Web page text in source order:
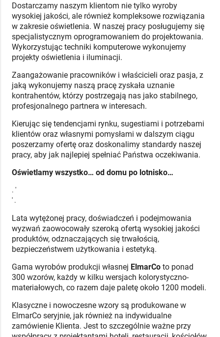
Dostarczamy naszym klientom nie tylko wyroby
wysokiej jakości, ale również kompleksowe rozwiązania
w zakresie oświetlenia. W naszej pracy posługujemy się
specjalistycznym oprogramowaniem do projektowania.
Wykorzystując techniki komputerowe wykonujemy
projekty oświetlenia i iluminacji.
Zaangażowanie pracowników i właścicieli oraz pasja, z
jaką wykonujemy naszą pracę zyskała uznanie
kontrahentów, którzy postrzegają nas jako stabilnego,
profesjonalnego partnera w interesach.
Kierując się tendencjami rynku, sugestiami i potrzebami
klientów oraz własnymi pomysłami w dalszym ciągu
poszerzamy ofertę oraz doskonalimy standardy naszej
pracy, aby jak najlepiej spełniać Państwa oczekiwania.
Oświetlamy wszystko… od domu po lotnisko…
. '
' .
Lata wytężonej pracy, doświadczeń i podejmowania
wyzwań zaowocowały szeroką ofertą wysokiej jakości
produktów, odznaczających się trwałością,
bezpieczeństwem użytkowania i estetyką.
Gama wyrobów produkcji własnej ElmarCo to ponad
300 wzorów, każdy w kilku wersjach kolorystyczno-
materiałowych, co razem daje paletę około 1200 modeli.
Klasyczne i nowoczesne wzory są produkowane w
ElmarCo seryjnie, jak również na indywidualne
zamówienie Klienta. Jest to szczególnie ważne przy